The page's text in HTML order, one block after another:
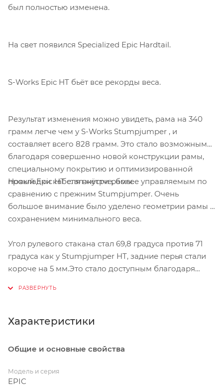
был полностью изменена.
На свет появился Specialized Epic Hardtail.
S-Works Epic HT бьёт все рекорды веса.
Результат изменения можно увидеть, рама на 340
грамм легче чем у S-Works Stumpjumper , и
составляет всего 828 грамм. Это стало возможным
благодаря совершенно новой конструкции рамы,
специальному покрытию и оптимизированной
прокладки кабеля внутри рамы.
Новый Epic HT стал жёстче, более управляемым по
сравнению с прежним Stumpjumper. Очень
большое внимание было уделено геометрии рамы с
сохранением минимального веса.
Угол рулевого стакана стал 69,8 градуса против 71
градуса как у Stumpjumper HT, задние перья стали
короче на 5 мм.Это стало доступным благодаря
Характеристики
Общие и основные свойства
Модель и серия
EPIC